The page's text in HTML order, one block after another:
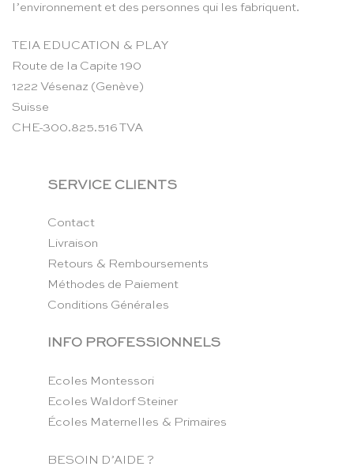
l’environnement et des personnes qui les fabriquent.
TEIA EDUCATION & PLAY
Route de la Capite 190
1222 Vésenaz (Genève)
Suisse
CHE-300.825.516 TVA
SERVICE CLIENTS
Contact
Livraison
Retours & Remboursements
Méthodes de Paiement
Conditions Générales
INFO PROFESSIONNELS
Ecoles Montessori
Ecoles Waldorf Steiner
Écoles Maternelles & Primaires
BESOIN D’AIDE ?